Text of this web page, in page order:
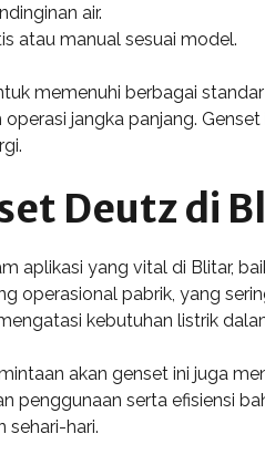
air.
atau manual sesuai model.
memenuhi berbagai
jangka panjang.
Deutz di
aplikasi yang vital di Blitar,
operasional pabrik, yang
kebutuhan listrik
akan genset ini juga
penggunaan serta efisiensi
sehari-hari.